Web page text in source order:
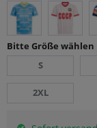
Bitte Größe wählen
S
2XL